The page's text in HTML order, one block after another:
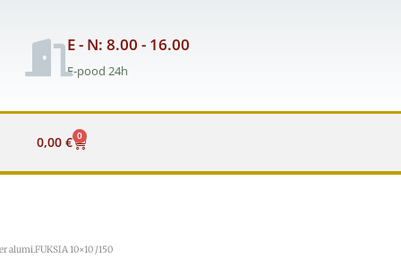
E - N: 8.00 - 16.00
E-pood 24h
0,00 € 0
Cart
alumi.FUKSIA 10×10 /150